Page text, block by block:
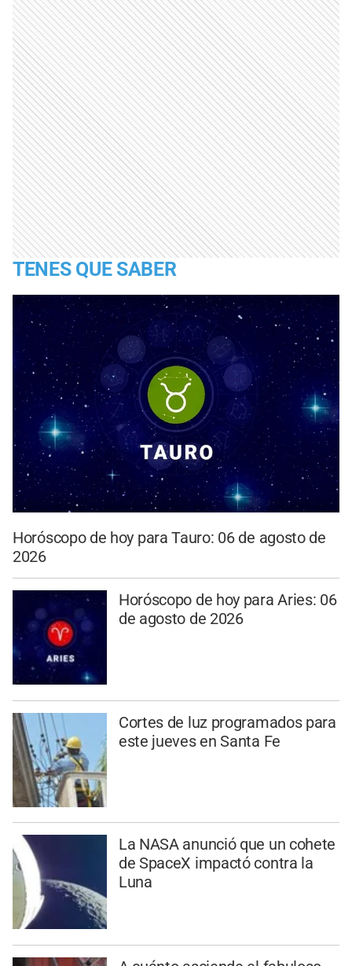
TENES QUE SABER
Horóscopo de hoy para Tauro: 06 de agosto de
2026
Horóscopo de hoy para Aries: 06
de agosto de 2026
Cortes de luz programados para
este jueves en Santa Fe
La NASA anunció que un cohete
de SpaceX impactó contra la
Luna